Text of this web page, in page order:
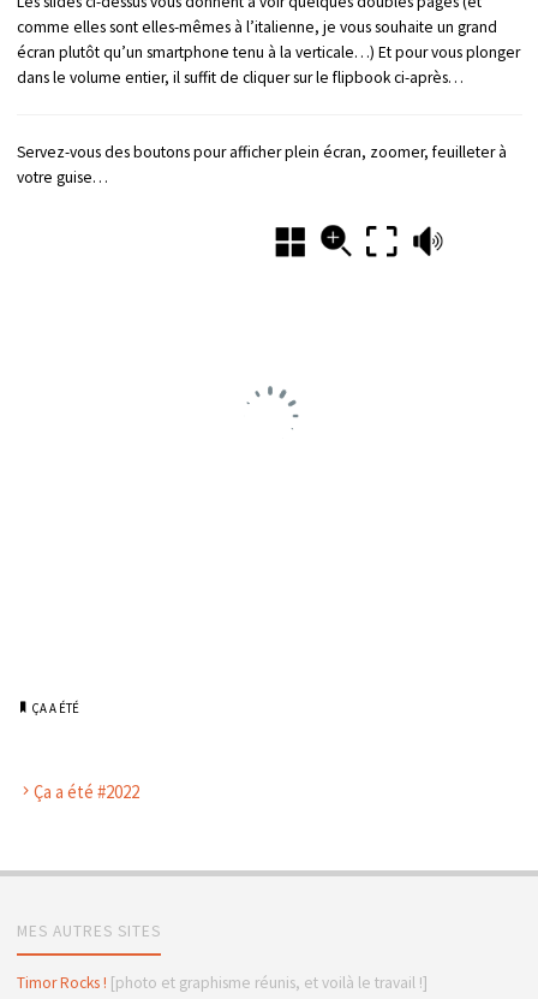
comme elles sont elles-mêmes à l’italienne, je vous souhaite un grand
écran plutôt qu’un smartphone tenu à la verticale…) Et pour vous plonger
dans le volume entier, il suffit de cliquer sur le flipbook ci-après…
Servez-vous des boutons pour afficher plein écran, zoomer, feuilleter à
votre guise…
ÇA A ÉTÉ
Ça a été #2022
MES AUTRES SITES
Timor Rocks ! [photo et graphisme réunis, et voilà le travail !]